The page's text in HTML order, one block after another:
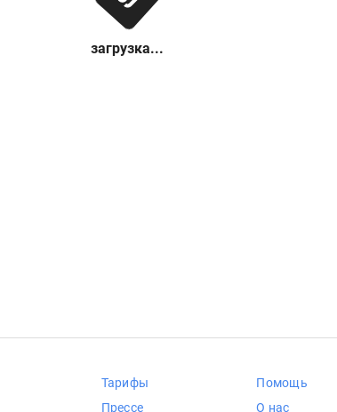
загрузка...
Тарифы
Прессе
Помощь
О нас